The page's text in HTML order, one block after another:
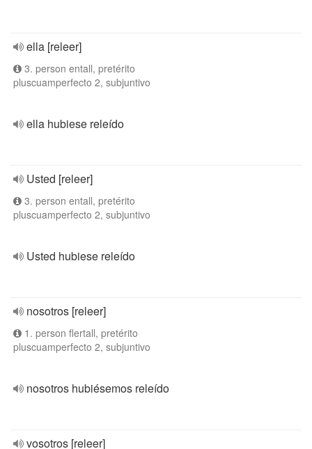
ella [releer]
3. person entall, pretérito
pluscuamperfecto 2, subjuntivo
ella hubiese releído
Usted [releer]
3. person entall, pretérito
pluscuamperfecto 2, subjuntivo
Usted hubiese releído
nosotros [releer]
1. person flertall, pretérito
pluscuamperfecto 2, subjuntivo
nosotros hubiésemos releído
vosotros [releer]